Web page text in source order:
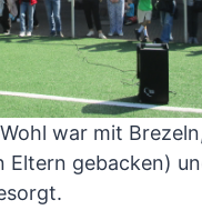
war mit
Eltern gebacken)